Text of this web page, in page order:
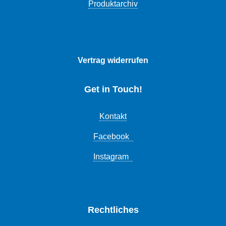
Produktarchiv
Vertrag widerrufen
Get in Touch!
Kontakt
Facebook
Instagram
Rechtliches